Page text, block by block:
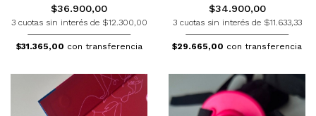
$36.900,00
3 cuotas sin interés de $12.300,00
$31.365,00 con transferencia
$34.900,00
3 cuotas sin interés de $11.633,33
$29.665,00 con transferencia